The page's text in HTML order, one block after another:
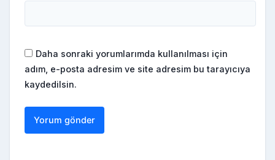
Daha sonraki yorumlarımda kullanılması için
adım, e-posta adresim ve site adresim bu tarayıcıya
kaydedilsin.